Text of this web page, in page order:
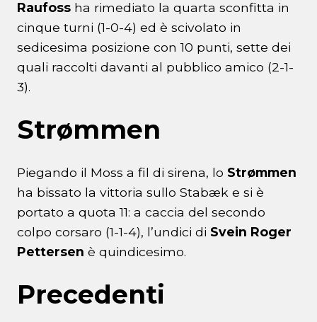
Raufoss ha rimediato la quarta sconfitta in
cinque turni (1-0-4) ed è scivolato in
sedicesima posizione con 10 punti, sette dei
quali raccolti davanti al pubblico amico (2-1-
3).
Strømmen
Piegando il Moss a fil di sirena, lo Strømmen
ha bissato la vittoria sullo Stabæk e si è
portato a quota 11: a caccia del secondo
colpo corsaro (1-1-4), l’undici di Svein Roger
Pettersen è quindicesimo.
Precedenti